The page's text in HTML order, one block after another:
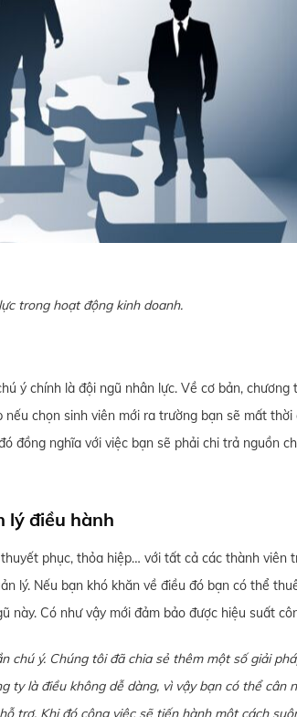
trong hoạt động kinh doanh.
ý chính là đội ngũ nhân lực. Về cơ bản, chương
chọn sinh viên mới ra trường bạn sẽ mất
đồng nghĩa với việc bạn sẽ phải chi trả nguồn
lý điều hành
phục, thỏa hiệp… với tất cả các thành viên
lý. Nếu bạn khó khăn về điều đó bạn có thể
này. Có như vậy mới đảm bảo được hiệu suất
chú ý. Chúng tôi đã chia sẻ thêm một số giải
ty là điều không dễ dàng, vì vậy bạn có thể cân
trợ. Khi đó công việc sẽ tiến hành một cách